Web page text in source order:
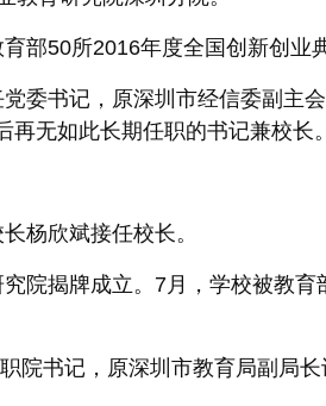
部50所2016年度全国创新创业
委书记，原深圳市经信委副主
无如此长期任职的书记兼校长。
杨欣斌接任校长。
院揭牌成立。7月，学校被教
书记，原深圳市教育局副局长